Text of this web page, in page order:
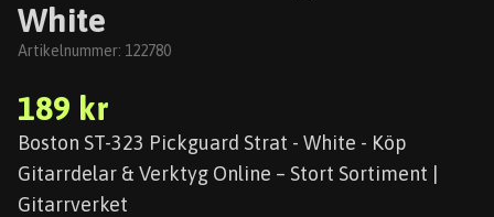
White
Artikelnummer: 122780
189 kr
Boston ST-323 Pickguard Strat - White - Köp
Gitarrdelar & Verktyg Online – Stort Sortiment |
Gitarrverket